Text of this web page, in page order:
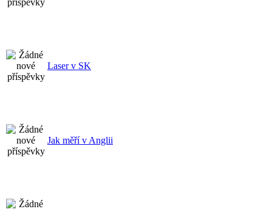
Laser v SK
Jak měří v Anglii